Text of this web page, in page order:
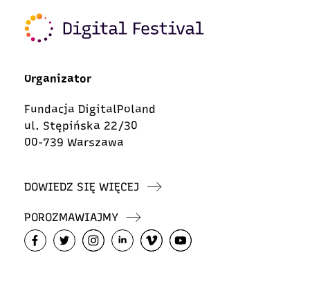
Organizator
Fundacja DigitalPoland
ul. Stępińska 22/30
00-739 Warszawa
DOWIEDZ SIĘ WIĘCEJ
POROZMAWIAJMY